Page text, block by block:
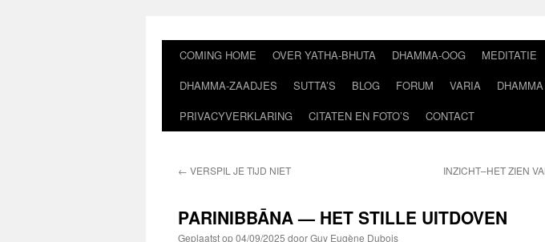
COMING HOME OVER YATHA-BHUTA DHAMMA-OOG MEDITATIE
DHAMMA-ZAADJES
SUTTA’S BLOG FORUM VARIA
PRIVACYVERKLARING
CITATEN EN FOTO’S CONTACT
← VERSPIL JE TIJD NIET
INZICHT–HET ZIEN
PARINIBBĀNA — HET STILLE UITDOVEN
Geplaatst op04/09/2025 doorGuy Eugène Dubois